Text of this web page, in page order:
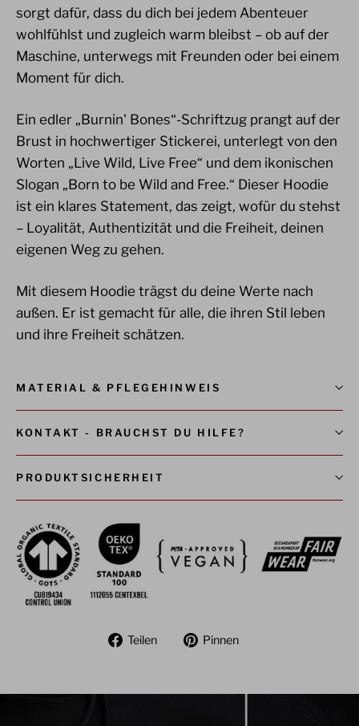
sorgt dafür, dass du dich bei jedem Abenteuer
wohlfühlst und zugleich warm bleibst – ob auf der
Maschine, unterwegs mit Freunden oder bei einem
Moment für dich.
Ein edler „Burnin' Bones“-Schriftzug prangt auf der
Brust in hochwertiger Stickerei, unterlegt von den
Worten „Live Wild, Live Free“ und dem ikonischen
Slogan „Born to be Wild and Free.“ Dieser Hoodie
ist ein klares Statement, das zeigt, wofür du stehst
– Loyalität, Authentizität und die Freiheit, deinen
eigenen Weg zu gehen.
Mit diesem Hoodie trägst du deine Werte nach
außen. Er ist gemacht für alle, die ihren Stil leben
und ihre Freiheit schätzen.
MATERIAL & PFLEGEHINWEIS
KONTAKT - BRAUCHST DU HILFE?
PRODUKTSICHERHEIT
Teilen
Auf
Pinnen